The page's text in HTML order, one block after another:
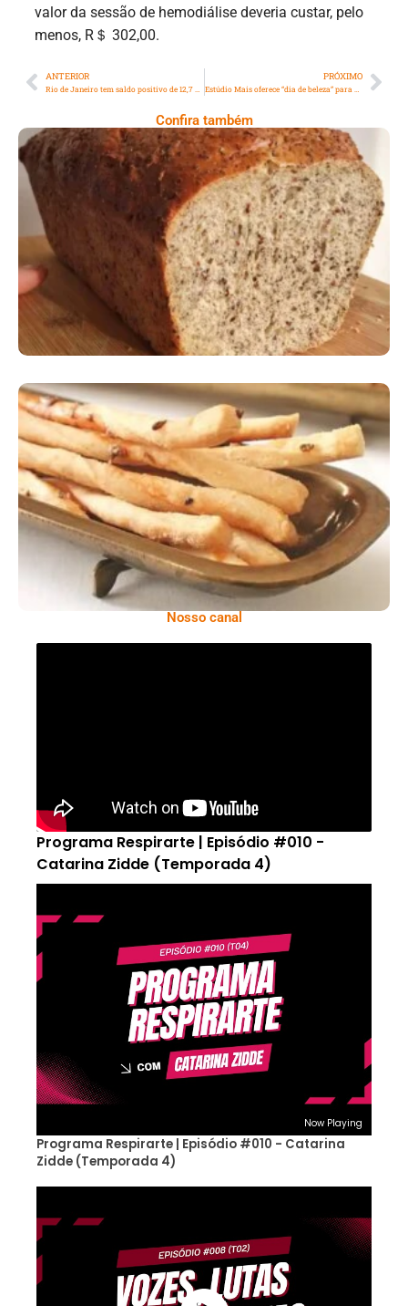
valor da sessão de hemodiálise deveria custar, pelo
menos, R＄ 302,00.
ANTERIOR
Rio de Janeiro tem saldo positivo de 12,7 mil empregos formais em julho de 2023
PRÓXIMO
Estúdio Mais oferece “dia de beleza” para mulheres em tratamento para câncer de mama
Confira também
Comer Bem: Pão Low Carb
Comer Bem: Palitinhos De Cebola E Salsa
Nosso canal
Programa Respirarte | Episódio #010 -
Catarina Zidde (Temporada 4)
Now Playing
Programa Respirarte | Episódio #010 - Catarina
Zidde (Temporada 4)